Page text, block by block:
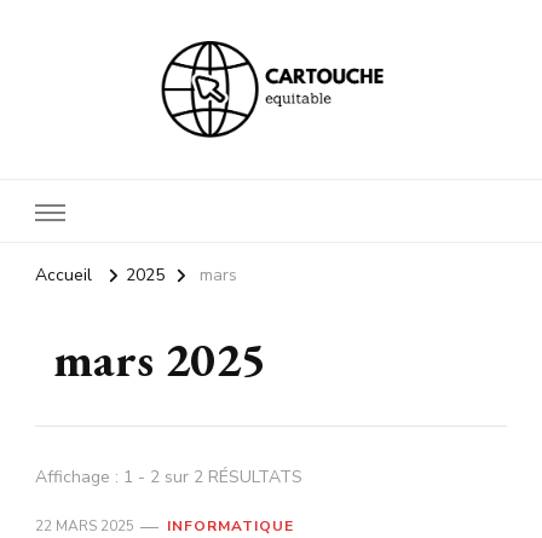
Accueil 2025 mars
mars 2025
Affichage : 1 - 2 sur 2 RÉSULTATS
22 MARS 2025 INFORMATIQUE